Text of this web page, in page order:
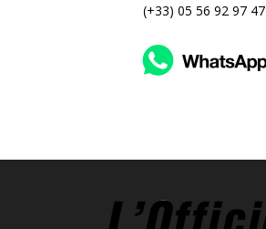
(+33) 05 56 92 97 47